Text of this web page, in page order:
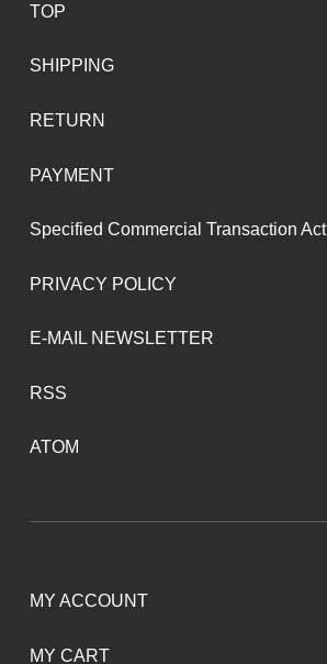
TOP
SHIPPING
RETURN
PAYMENT
Specified Commercial Transaction Act
PRIVACY POLICY
E-MAIL NEWSLETTER
RSS
ATOM
MY ACCOUNT
MY CART